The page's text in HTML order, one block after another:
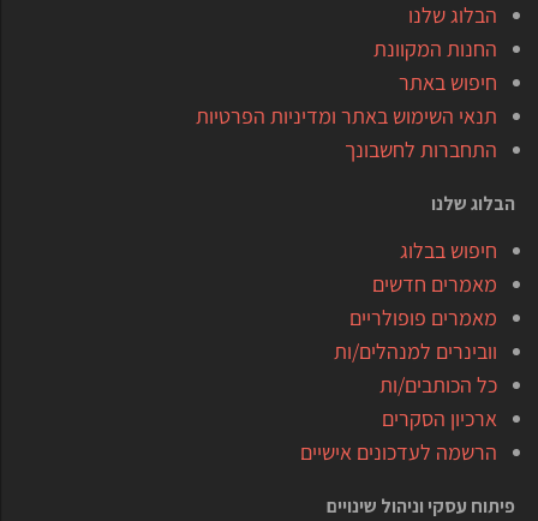
הבלוג שלנו
החנות המקוונת
חיפוש באתר
תנאי השימוש באתר ומדיניות הפרטיות
התחברות לחשבונך
הבלוג שלנו
חיפוש בבלוג
מאמרים חדשים
מאמרים פופולריים
וובינרים למנהלים/ות
כל הכותבים/ות
ארכיון הסקרים
הרשמה לעדכונים אישיים
פיתוח עסקי וניהול שינויים